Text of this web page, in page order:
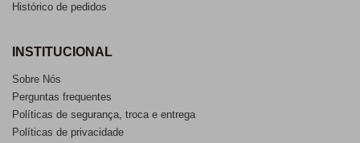
Histórico de pedidos
INSTITUCIONAL
Sobre Nós
Perguntas frequentes
Políticas de segurança, troca e entrega
Políticas de privacidade